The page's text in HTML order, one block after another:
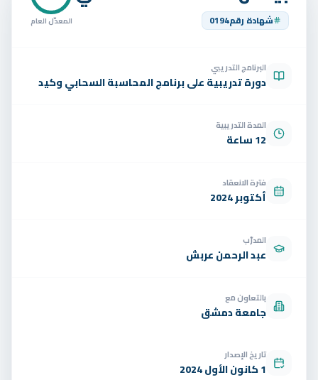
الوظائف
شهادة رقم0194 المعدّل العام
البرنامج التدريبي
دورة تدريبية على برنامج المحاسبة السحابي وكيد
المدة التدريبية
12 ساعة
فترة الانعقاد
أكتوبر 2024
المدرّب
عبد الرحمن عربش
بالتعاون مع
جامعة دمشق
تاريخ الإصدار
1 كانون الأول 2024